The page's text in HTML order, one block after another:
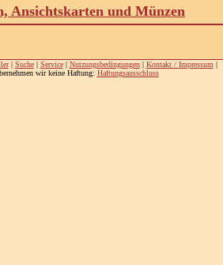
Ansichtskarten und Münzen
| Suche| Service| Nutzungsbedingungen| Kontakt / Impressum |
wir keine Haftung: Haftungsausschluss